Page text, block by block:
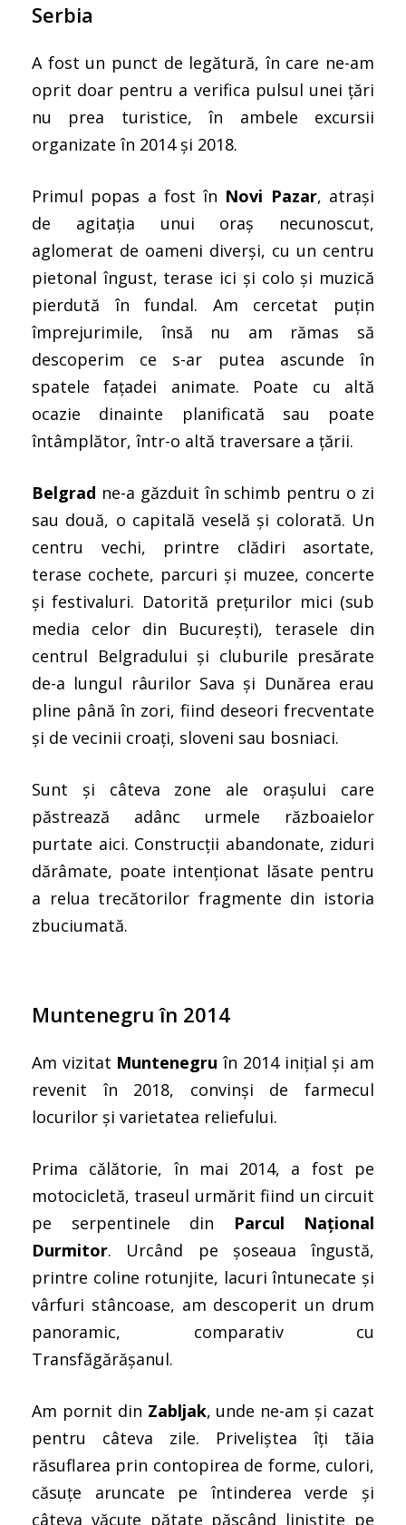
Serbia
A fost un punct de legătură, în care ne-am
oprit doar pentru a verifica pulsul unei țări
nu prea turistice, în ambele excursii
organizate în 2014 și 2018.
Primul popas a fost în Novi Pazar, atrași
de agitația unui oraș necunoscut,
aglomerat de oameni diverși, cu un centru
pietonal îngust, terase ici şi colo și muzică
pierdută în fundal. Am cercetat puțin
împrejurimile, însă nu am rămas să
descoperim ce s-ar putea ascunde în
spatele fațadei animate. Poate cu altă
ocazie dinainte planificată sau poate
întâmplător, într-o altă traversare a țării.
Belgrad ne-a găzduit în schimb pentru o zi
sau două, o capitală veselă şi colorată. Un
centru vechi, printre clădiri asortate,
terase cochete, parcuri și muzee, concerte
și festivaluri. Datorită prețurilor mici (sub
media celor din București), terasele din
centrul Belgradului și cluburile presărate
de-a lungul râurilor Sava și Dunărea erau
pline până în zori, fiind deseori frecventate
și de vecinii croați, sloveni sau bosniaci.
Sunt și câteva zone ale orașului care
păstrează adânc urmele războaielor
purtate aici. Construcții abandonate, ziduri
dărâmate, poate intenționat lăsate pentru
a relua trecătorilor fragmente din istoria
zbuciumată.
Muntenegru în 2014
Am vizitat Muntenegru în 2014 inițial și am
revenit în 2018, convinși de farmecul
locurilor și varietatea reliefului.
Prima călătorie, în mai 2014, a fost pe
motocicletă, traseul urmărit fiind un circuit
pe serpentinele din
Parcul Național
Durmitor. Urcând pe șoseaua îngustă,
printre coline rotunjite, lacuri întunecate și
vârfuri stâncoase, am descoperit un drum
panoramic, comparativ cu
Transfăgărășanul.
Am pornit din Zabljak, unde ne-am și cazat
pentru câteva zile. Priveliștea îți tăia
răsuflarea prin contopirea de forme, culori,
căsuțe aruncate pe întinderea verde și
câteva văcuțe pătate păscând liniștite pe